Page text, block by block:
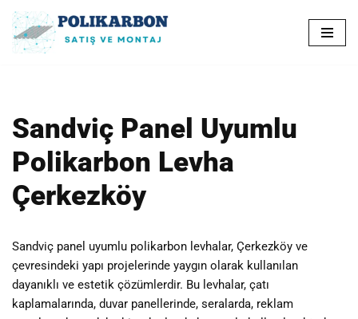
İçeriğe
Sandviç Panel Uyumlu
Polikarbon Levha
Çerkezköy
Sandviç panel uyumlu polikarbon levhalar, Çerkezköy ve
çevresindeki yapı projelerinde yaygın olarak kullanılan
dayanıklı ve estetik çözümlerdir. Bu levhalar, çatı
kaplamalarında, duvar panellerinde, seralarda, reklam